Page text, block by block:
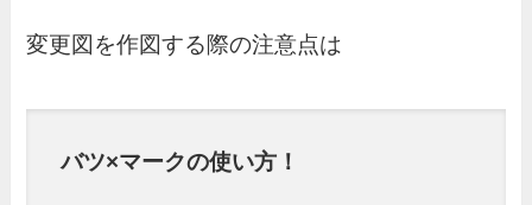
変更図を作図する際の注意点は
バツ×マークの使い方！